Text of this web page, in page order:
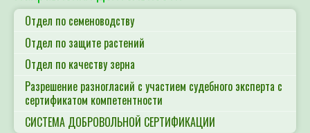
Отдел по семеноводству
Отдел по защите растений
Отдел по качеству зерна
Разрешение разногласий с участием судебного эксперта с
сертификатом компетентности
СИСТЕМА ДОБРОВОЛЬНОЙ СЕРТИФИКАЦИИ